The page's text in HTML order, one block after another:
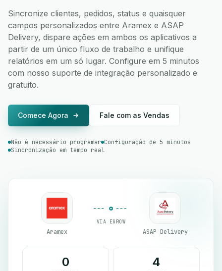
Sincronize clientes, pedidos, status e quaisquer
campos personalizados entre Aramex e ASAP
Delivery, dispare ações em ambos os aplicativos a
partir de um único fluxo de trabalho e unifique
relatórios em um só lugar. Configure em 5 minutos
com nosso suporte de integração personalizado e
gratuito.
Comece Agora Fale com as Vendas
Não é necessário programar Configuração de 5 minutos
Sincronização em tempo real
Aramex
VIA EGROW
ASAP Delivery
0 4